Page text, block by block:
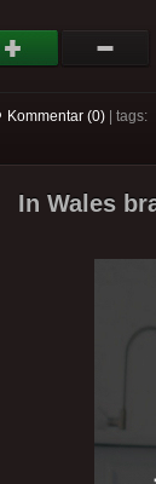
Kommentar (0) | tags:
In Wales